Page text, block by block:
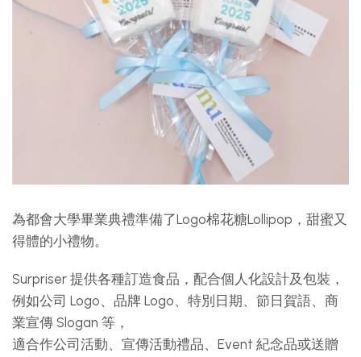
為都會大學畢業典禮準備了Logo棉花糖Lollipop，甜蜜又
得體的小禮物。
Surpriser 提供各種訂造食品，配合個人化設計及包裝，
例如公司 Logo、品牌 Logo、特別日期、節日賀語、商
業宣傳 Slogan 等，
適合作公司活動、宣傳活動禮品、Event 紀念品或送贈